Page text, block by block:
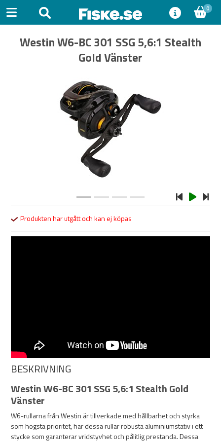
0
Westin W6-BC 301 SSG 5,6:1 Stealth
Gold Vänster
Produkten har utgått och kan ej köpas
BESKRIVNING
Westin W6-BC 301 SSG 5,6:1 Stealth Gold
Vänster
W6-rullarna från Westin är tillverkade med hållbarhet och styrka
som högsta prioritet, har dessa rullar robusta aluminiumstativ i ett
stycke som garanterar vridstyvhet och pålitlig prestanda. Dessa